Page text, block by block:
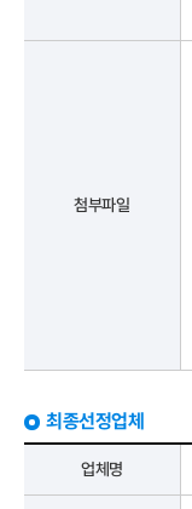
첨부파일
최종선정업체
업체명